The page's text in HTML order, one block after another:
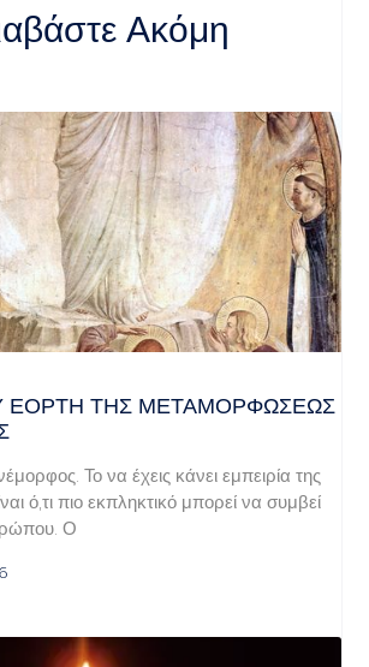
Ακόμη
ΕΟΡΤΗ ΤΗΣ ΜΕΤΑΜΟΡΦΩΣΕΩΣ
Το να έχεις κάνει εμπειρία της
ό,τι πιο εκπληκτικό μπορεί να συμβεί
Ο